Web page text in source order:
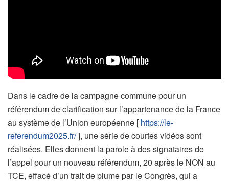
Dans le cadre de la campagne commune pour un
référendum de clarification sur l’appartenance de la France
au système de l’Union européenne [ https://le-
referendum2025.fr/], une série de courtes vidéos sont
réalisées. Elles donnent la parole à des signataires de
l’appel pour un nouveau référendum, 20 après le NON au
TCE, effacé d’un trait de plume par le Congrès, qui a